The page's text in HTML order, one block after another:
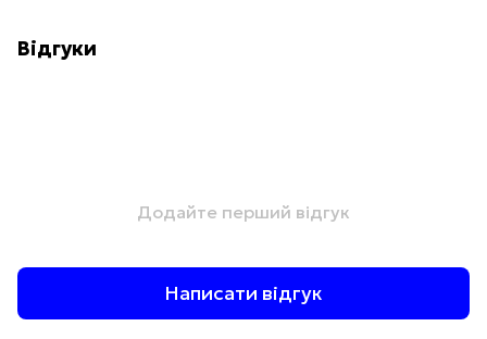
Відгуки
Додайте перший відгук
Написати відгук